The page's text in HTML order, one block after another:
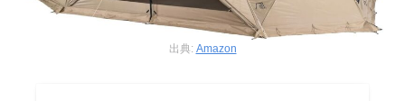
出典: Amazon